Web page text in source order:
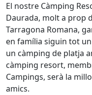
El nostre Càmping
Daurada, molt a prop
Tarragona Romana,
en família siguin tot
un càmping de platja
càmping resort,
Campings, serà la
amics.